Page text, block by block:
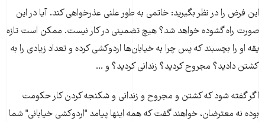
این فرض را در نظر بگیرید: خاتمی به طور علنی عذرخواهی کند. آیا در این
صورت راه گشوده خواهد شد؟ هیچ تضمینی در کار نیست. ممکن است تازه
یقه او را بچسبند که پس چرا به خیابان‌ها اردوکشی کرده و تعداد زیادی را به
کشتن دادید؟ مجروح کردید؟ زندانی کردید؟ و ...
اگر گفته شود که کشتن و مجروح و زندانی و شکنجه کردن کار حکومت
بوده نه معترضان، خواهند گفت که همه اینها پیامد "اردوکشی خیابانی" شما